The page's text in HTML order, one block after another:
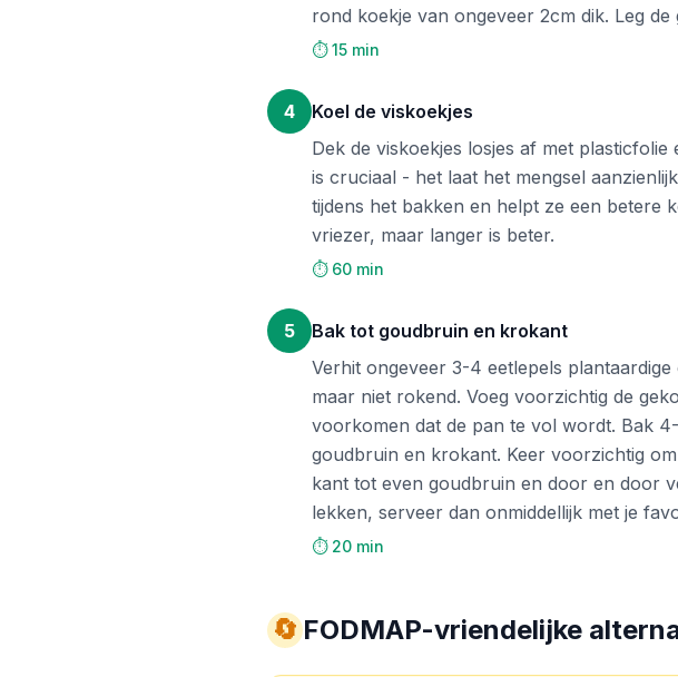
rond koekje van ongeveer 2cm dik. Leg
⏱️ 15 min
4
Koel de viskoekjes
Dek de viskoekjes losjes af met
is cruciaal - het laat het mengsel
tijdens het bakken en helpt ze een betere
vriezer, maar langer is beter.
⏱️ 60 min
5
Bak tot goudbruin en krokant
Verhit ongeveer 3-4 eetlepels
maar niet rokend. Voeg voorzichtig de
voorkomen dat de pan te vol wordt. Bak
goudbruin en krokant. Keer voorzichtig
kant tot even goudbruin en door en door
lekken, serveer dan onmiddellijk met je
⏱️ 20 min
🔄 FODMAP-vriendelijke